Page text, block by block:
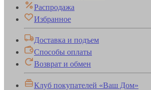
Распродажа
Избранное
Доставка и подъем
Способы оплаты
Возврат и обмен
Клуб покупателей «Ваш Дом»